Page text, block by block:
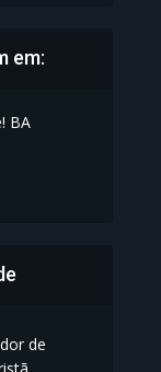
em:
BA
de